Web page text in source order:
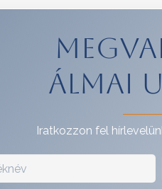
álmai
Iratkozzon fel